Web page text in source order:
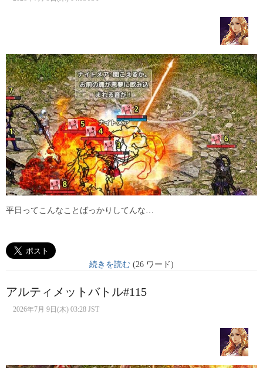
平日ってこんなことばっかりしてんな…
続きを読む (26 ワード)
アルティメットバトル#115
2026年7月 9日(木) 03:28 JST